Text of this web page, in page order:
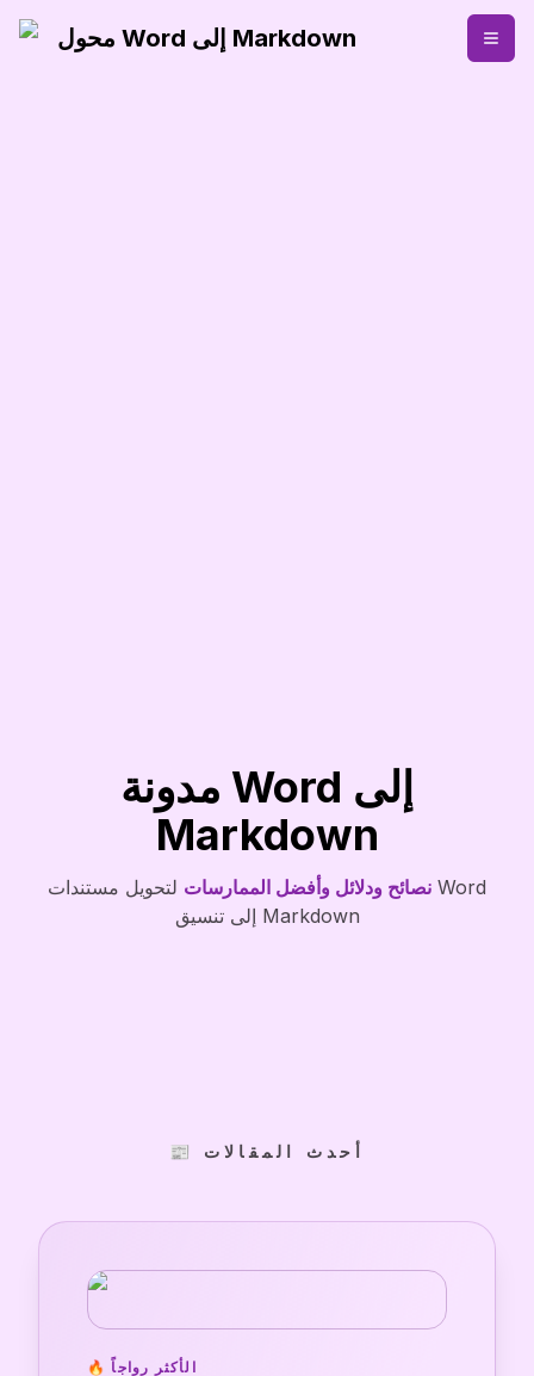
محول Word إلى Markdown
مدونة Word إلى
Markdown
نصائح ودلائل وأفضل الممارسات لتحويل مستندات Word
إلى تنسيق Markdown
📰 أحدث المقالات
🔥 الأكثر رواجاً